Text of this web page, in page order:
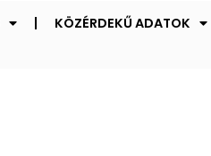
KÖZÉRDEKŰ ADATOK